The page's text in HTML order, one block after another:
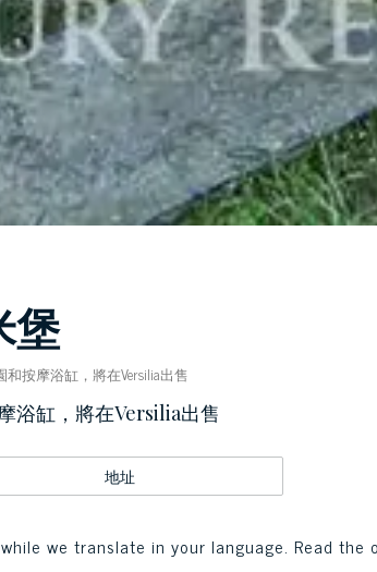
堡
按摩浴缸，將在Versilia出售
浴缸，將在Versilia出售
地址
we translate in your language. Read the